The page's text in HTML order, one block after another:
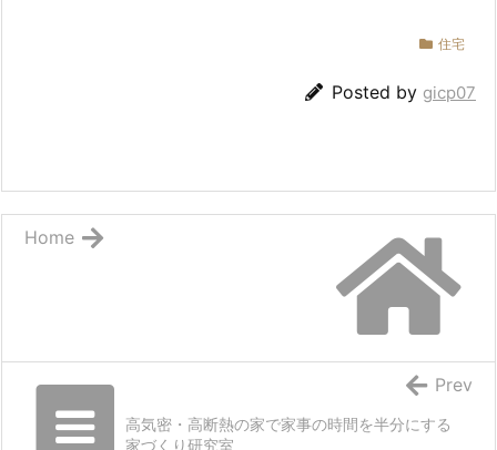
住宅
Posted by gicp07
Home
高気密・高断熱の家で家事の時間を半分にする
家づくり研究室
Prev